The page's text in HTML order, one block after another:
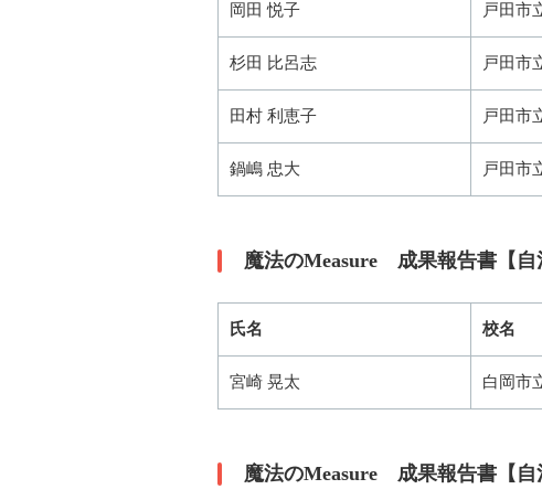
岡田 悦子 戸田市
杉田 比呂志 戸田市
田村 利恵子 戸田市
鍋嶋 忠大 戸田市
魔法のMeasure 成果報告書【
氏名 校名
宮崎 晃太 白岡市
魔法のMeasure 成果報告書【